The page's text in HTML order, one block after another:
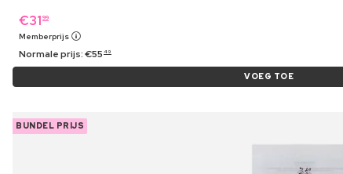
€31 99
Memberprijs
Normale prijs:€55 49
VOEG TOE
BUNDEL PRIJS